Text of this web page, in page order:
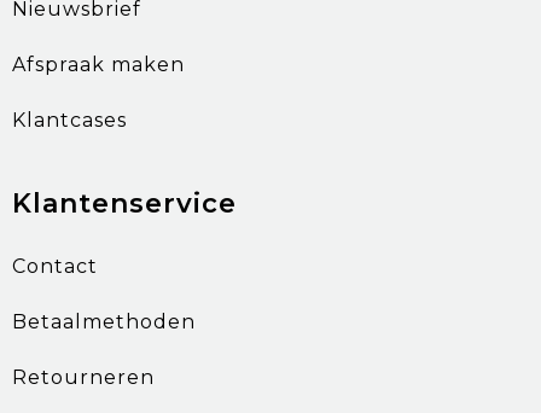
Nieuwsbrief
Afspraak maken
Klantcases
Klantenservice
Contact
Betaalmethoden
Retourneren